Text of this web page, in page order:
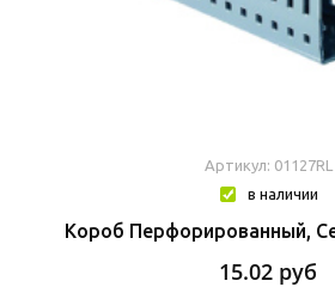
Артикул: 01127RL
в наличии
Короб Перфорированный,
15.02 руб